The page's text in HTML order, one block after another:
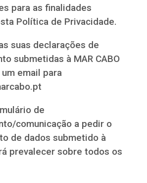
para as finalidades
Política de Privacidade.
suas declarações de
submetidas à MAR CABO
email para
de
comunicação a pedir o
de dados submetido à
prevalecer sobre todos os